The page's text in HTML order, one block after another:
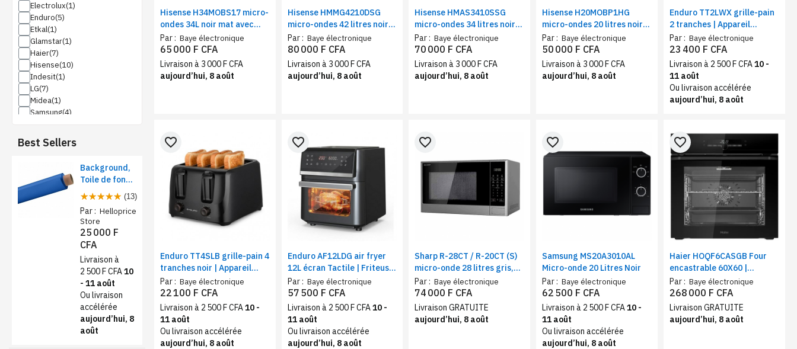
Electrolux
Enduro
Etkal
Glamstar
Haier
Hisense
Indesit
LG
Midea
Samsung
Technolux
Best Sellers
Background,
Toile de fond
papier pour
studio photo -
Rose foncé
(13)
Par : Helloprice
Store
25 000 F
CFA
Livraison à
2 500 F CFA10
- 11 août
Ou livraison
accélérée
aujourd’hui, 8
août
Hisense H34MOBS17 micro-
ondes 34L noir mat avec
grill | Four micro-ondes
1000 W, 10 niveaux de
puissance
Par : Baye électronique
65 000 F CFA
Livraison à 3 000 F CFA
aujourd’hui, 8 août
Hisense HMMG4210DSG
micro-ondes 42 litres noir
mat avec grill | Four micro-
ondes 1000 W + grill
1200W, commandes
tactiles
Par : Baye électronique
80 000 F CFA
Livraison à 3 000 F CFA
aujourd’hui, 8 août
Hisense HMAS3410SSG
micro-ondes 34 litres noir
avec grill | Four micro-
ondes 950 W, 10 niveaux de
puissance
Par : Baye électronique
70 000 F CFA
Livraison à 3 000 F CFA
aujourd’hui, 8 août
Hisense H20MOBP1HG
micro-ondes 20 litres noir
avec grill | Four micro-
ondes 700W, 5 niveaux de
puissance
Par : Baye électronique
50 000 F CFA
Livraison à 3 000 F CFA
aujourd’hui, 8 août
Enduro TT2LWX grille-pain
2 tranches | Appareil
pratique 1400 W,
brunissage 7 niveaux
Par : Baye électronique
23 400 F CFA
Livraison à 2 500 F CFA10 -
11 août
Ou livraison accélérée
aujourd’hui, 8 août
Enduro TT4SLB grille-pain 4
tranches noir | Appareil
pratique 1400 W,
brunissage 6 niveaux
Par : Baye électronique
favorite_border
22 100 F CFA
Livraison à 2 500 F CFA10 -
11 août
Ou livraison accélérée
aujourd’hui, 8 août
Enduro AF12LDG air fryer
12L écran Tactile | Friteuse
à air 12 programmes, 1800
W
Par : Baye électronique
favorite_border
57 500 F CFA
Livraison à 2 500 F CFA10 -
11 août
Ou livraison accélérée
aujourd’hui, 8 août
Sharp R-28CT / R-20CT (S)
micro-onde 28 litres gris,
Cavité LED, Fonction
minuterie
Par : Baye électronique
favorite_border
74 000 F CFA
Livraison GRATUITE
aujourd’hui, 8 août
Samsung MS20A3010AL
Micro-onde 20 Litres Noir
Par : Baye électronique
favorite_border
62 500 F CFA
Livraison à 2 500 F CFA10 -
11 août
Ou livraison accélérée
aujourd’hui, 8 août
Haier HOQF6CASGB Four
encastrable 60X60 |
Contrôle tactile et
électrique | Volume 72
litres, Noir gris
Par : Baye électronique
favorite_border
268 000 F CFA
Livraison GRATUITE
aujourd’hui, 8 août